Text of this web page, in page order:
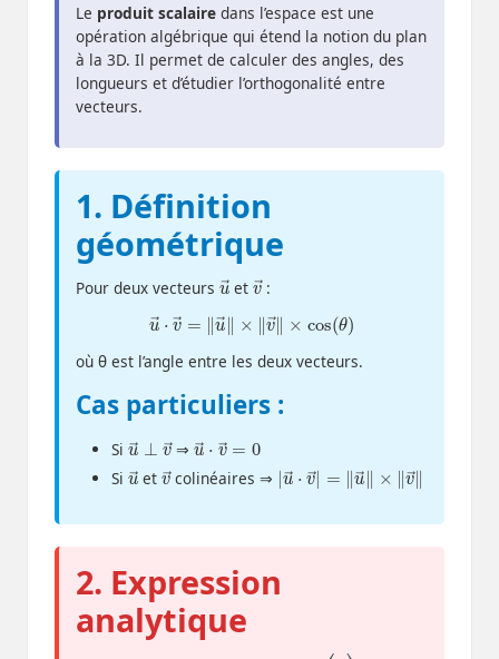
Le produit scalaire dans l’espace est une
opération algébrique qui étend la notion du plan
à la 3D. Il permet de calculer des angles, des
longueurs et d’étudier l’orthogonalité entre
vecteurs.
1. Définition
géométrique
Pour deux vecteurs
u
→
et
v
→
:
u → →=‖ →‖× ×
cos θ)
où θ est l’angle entre les deux vecteurs.
Cas particuliers :
Si
u⊥
⇒
u ⋅
=
Si
u→
et
v→
colinéaires ⇒
| u →⋅ →| =‖ → ‖
× ‖ →
2. Expression
analytique